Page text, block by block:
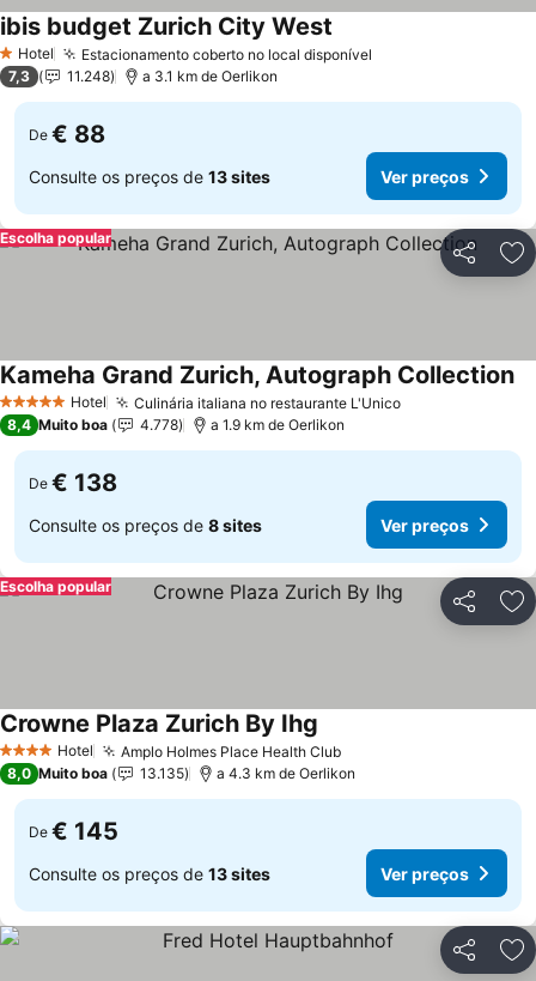
1 Estrelas
Hotel Estacionamento coberto no local disponível
ibis budget Zurich City West
7,3 11.248 a 3.1 km de Oerlikon
De € 88
Consulte os preços de 13 sites Ver preços
Partilhar
Escolha popular
5 Estrelas Hotel Culinária italiana no restaurante L'Unico
Kameha Grand Zurich, Autograph Collection
8,4 Muito boa 4.778 a 1.9 km de Oerlikon
De € 138
Consulte os preços de 8 sites Ver preços
Partilhar
Escolha popular
4 EstrelasHotel Amplo Holmes Place Health Club
Crowne Plaza Zurich By Ihg
8,0 Muito boa 13.135 a 4.3 km de Oerlikon
De € 145
Consulte os preços de 13 sites Ver preços
Partilhar